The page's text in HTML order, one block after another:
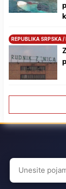
REPUBLIKA SRPSKA /
Search
for: